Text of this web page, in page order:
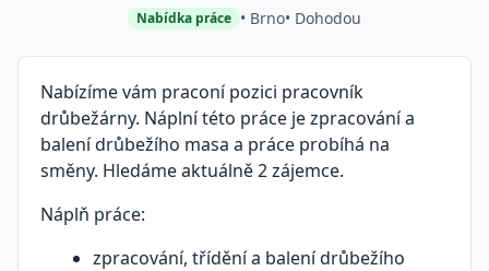
Nabídka práce • Brno• Dohodou
Nabízíme vám praconí pozici pracovník
drůbežárny. Náplní této práce je zpracování a
balení drůbežího masa a práce probíhá na
směny. Hledáme aktuálně 2 zájemce.
Náplň práce:
zpracování, třídění a balení drůbežího